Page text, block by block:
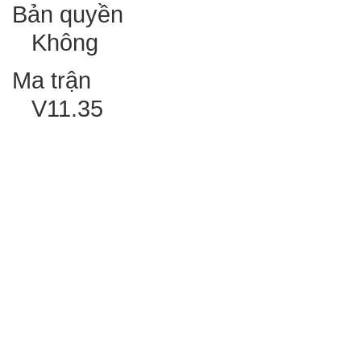
Bản quyền
Không
Ma trận
V11.35